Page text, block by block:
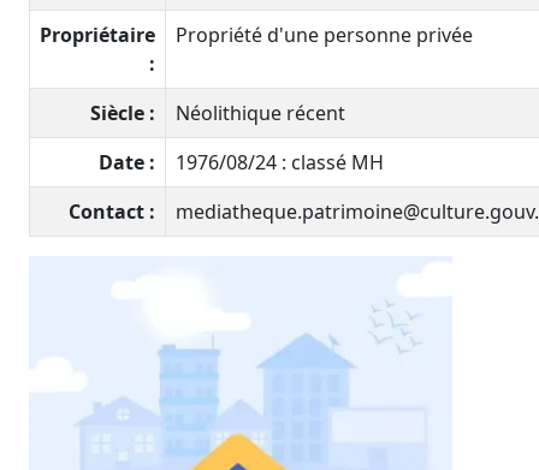
Propriétaire
:
Propriété d'une personne privée
Siècle :
Néolithique récent
Date :
1976/08/24 : classé MH
Contact :